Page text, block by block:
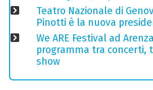
Teatro Nazionale di
Pinotti è la nuova
We ARE Festival ad
programma tra concerti,
show